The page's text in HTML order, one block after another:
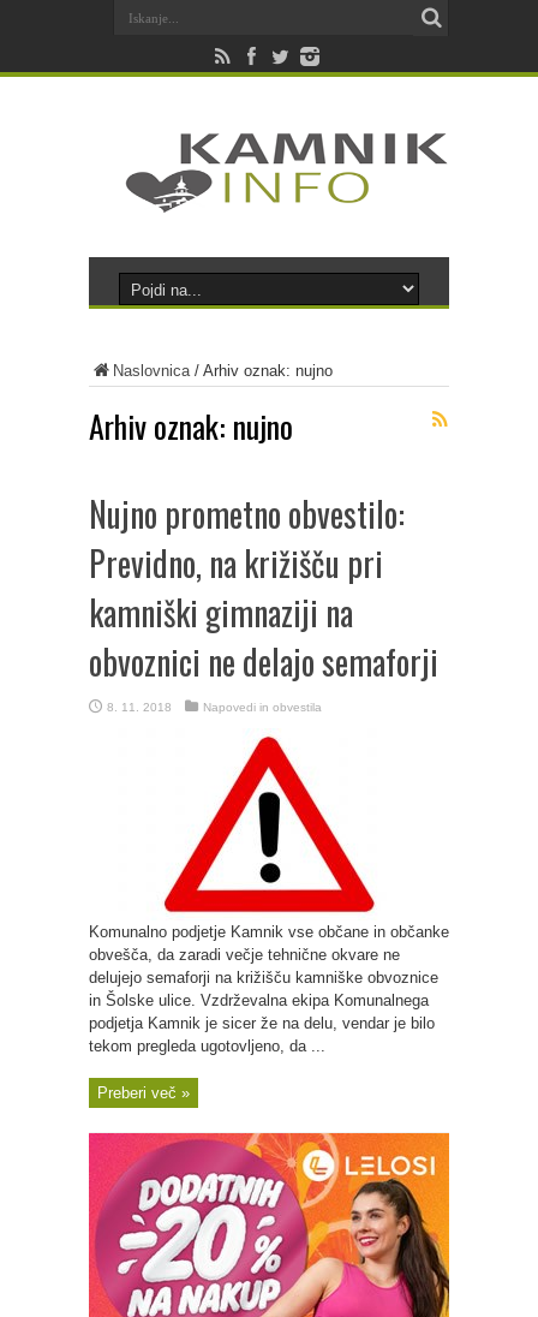
Naslovnica/ Arhiv oznak: nujno
Arhiv oznak: nujno
Nujno prometno obvestilo:
Previdno, na križišču pri
kamniški gimnaziji na
obvoznici ne delajo semaforji
8. 11. 2018 Napovedi in obvestila
Komunalno podjetje Kamnik vse občane in občanke
obvešča, da zaradi večje tehnične okvare ne
delujejo semaforji na križišču kamniške obvoznice
in Šolske ulice. Vzdrževalna ekipa Komunalnega
podjetja Kamnik je sicer že na delu, vendar je bilo
tekom pregleda ugotovljeno, da ...
Preberi več »